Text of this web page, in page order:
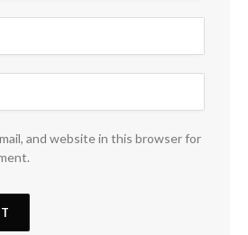
and website in this browser for